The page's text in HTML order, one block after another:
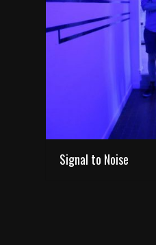
Signal to Noise